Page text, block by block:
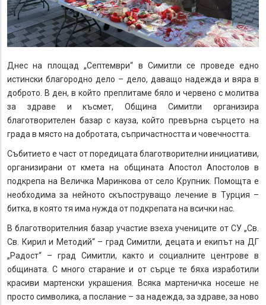
Днес на площад „Септември“ в Симитли се проведе едно
истински благородно дело – дело, даващо надежда и вяра в
доброто. В ден, в който преплитаме бяло и червено с молитва
за здраве и късмет, Община Симитли организира
благотворителен базар с кауза, който превърна сърцето на
града в място на добротата, съпричастността и човечността.
Събитието е част от поредицата благотворителни инициативи,
организирани от кмета на общината Апостол Апостолов в
подкрепа на Величка Маринкова от село Крупник. Помощта е
необходима за нейното скъпоструващо лечение в Турция –
битка, в която тя има нужда от подкрепата на всички нас.
В благотворителния базар участие взеха учениците от СУ „Св.
Св. Кирил и Методий“ – град Симитли, децата и екипът на ДГ
„Радост“ – град Симитли, както и социалните центрове в
общината. С много старание и от сърце те бяха изработили
красиви мартенски украшения. Всяка мартеничка носеше не
просто символика, а послание – за надежда, за здраве, за ново